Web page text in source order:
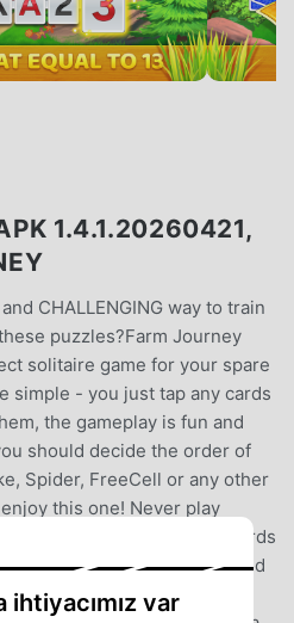
1.4.1.20260421,
CHALLENGING way to train
puzzles?Farm Journey
solitaire game for your spare
simple - you just tap any cards
the gameplay is fun and
should decide the order of
Spider, FreeCell or any other
this one! Never play
just pair two uncovered cards
Jack = 11, Queen = 12, and
Solitaire is much more
ihtiyacımız var